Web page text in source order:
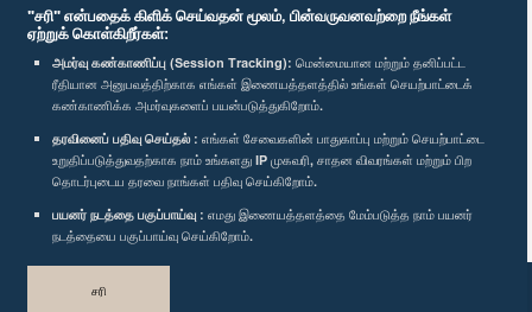
"சரி" என்பதைக் கிளிக் செய்வதன் மூலம், பின்வருவனவற்றை நீங்கள்
ஏற்றுக் கொள்கிறீர்கள்:
அமர்வு கண்காணிப்பு (Session Tracking): மென்மையான மற்றும் தனிப்பட்ட
ரீதியான அனுபவத்திற்காக எங்கள் இணையத்தளத்தில் உங்கள் செயற்பாட்டைக்
கண்காணிக்க அமர்வுகளைப் பயன்படுத்துகிறோம்.
தரவினைப் பதிவு செய்தல் : எங்கள் சேவைகளின் பாதுகாப்பு மற்றும் செயற்பாட்டை
உறுதிப்படுத்துவதற்காக நாம் உங்களது IP முகவரி, சாதன விவரங்கள் மற்றும் பிற
தொடர்புடைய தரவை நாங்கள் பதிவு செய்கிறோம்.
பயனர் நடத்தை பகுப்பாய்வு : எமது இணையத்தளத்தை மேம்படுத்த நாம் பயனர்
நடத்தையை பகுப்பாய்வு செய்கிறோம்.
சரி
எம்மை பின்தொடர்க :
விருதுகள்
தனியுரிமைக் கொள்கை